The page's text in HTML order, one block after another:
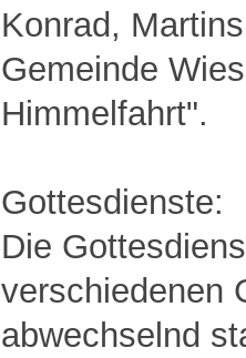
Konrad,
Gemeinde
Himmelfahrt".
Gottesdienste:
Die
verschiedenen
abwechselnd